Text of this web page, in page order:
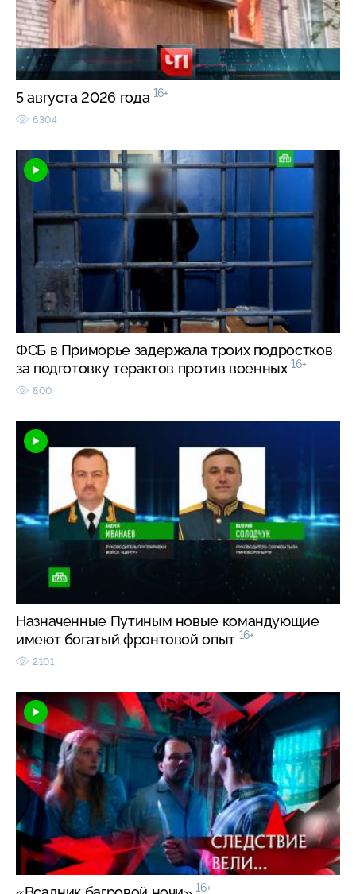
5 августа 2026 года 16+
6304
ФСБ в Приморье задержала троих подростков
за подготовку терактов против военных 16+
800
Назначенные Путиным новые командующие
имеют богатый фронтовой опыт 16+
2101
16+